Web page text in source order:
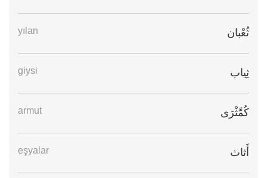
ثُعْبان yılan
ثِياب giysi
كُمَّثْرَى armut
أَثاث eşyalar